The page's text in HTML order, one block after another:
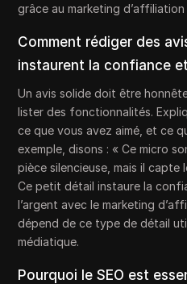
grâce au marketing d’affiliation
Comment rédiger des
instaurent la confiance
Un avis solide doit être
lister des fonctionnalités.
ce que vous avez aimé, et ce
exemple, disons : « Ce micro
pièce silencieuse, mais il capte
Ce petit détail instaure la
l’argent avec le marketing
dépend de ce type de détail
médiatique.
Pourquoi le SEO est